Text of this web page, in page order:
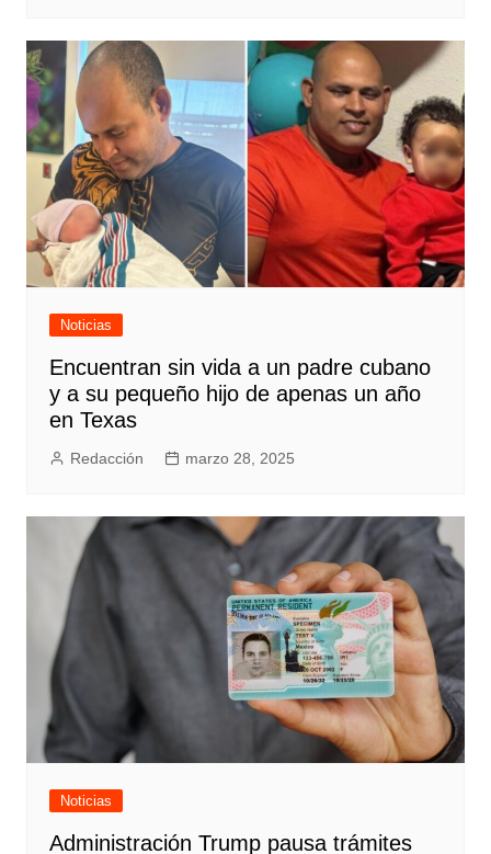
Noticias
Encuentran sin vida a un padre cubano
y a su pequeño hijo de apenas un año
en Texas
Redacción marzo 28, 2025
Noticias
Administración Trump pausa trámites